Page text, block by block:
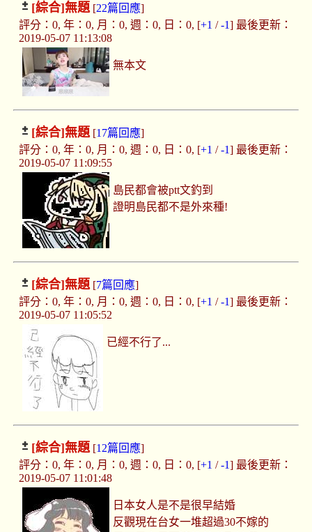
[綜合]無題[22篇回應]
評分：0, 年：0, 月：0, 週：0, 日：0, [+1 /-1] 最後更新：
2019-05-07 11:13:08
無本文
[綜合]無題[17篇回應]
評分：0, 年：0, 月：0, 週：0, 日：0, [+1 /-1] 最後更新：
2019-05-07 11:09:55
島民都會被ptt文釣到
證明島民都不是外來種!
[綜合]無題[7篇回應]
評分：0, 年：0, 月：0, 週：0, 日：0, [+1 /-1] 最後更新：
2019-05-07 11:05:52
已經不行了...
[綜合]無題[12篇回應]
評分：0, 年：0, 月：0, 週：0, 日：0, [+1 /-1] 最後更新：
2019-05-07 11:01:48
日本女人是不是很早結婚
反觀現在台女一堆超過30不嫁的